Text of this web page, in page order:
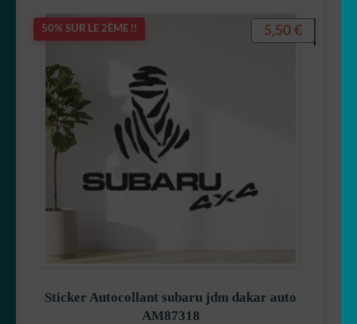
50% SUR LE 2ÈME !!
Sticker Autocollant subaru jdm dakar auto
AM87318
5,50 €